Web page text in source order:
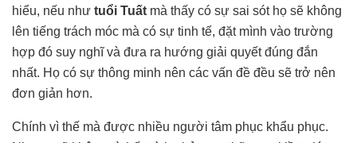
hiểu, nếu như tuổi Tuất mà thấy có sự sai sót họ sẽ không
lên tiếng trách móc mà có sự tinh tế, đặt mình vào trường
hợp đó suy nghĩ và đưa ra hướng giải quyết đúng đắn
nhất. Họ có sự thông minh nên các vấn đề đều sẽ trở nên
đơn giản hơn.
Chính vì thế mà được nhiều người tâm phục khẩu phục.